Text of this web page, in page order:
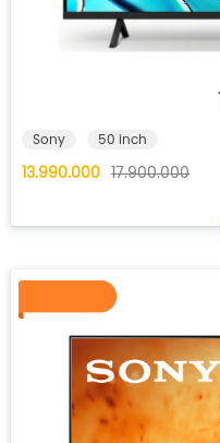
Sony 50 inch
13.990.000 17.900.000